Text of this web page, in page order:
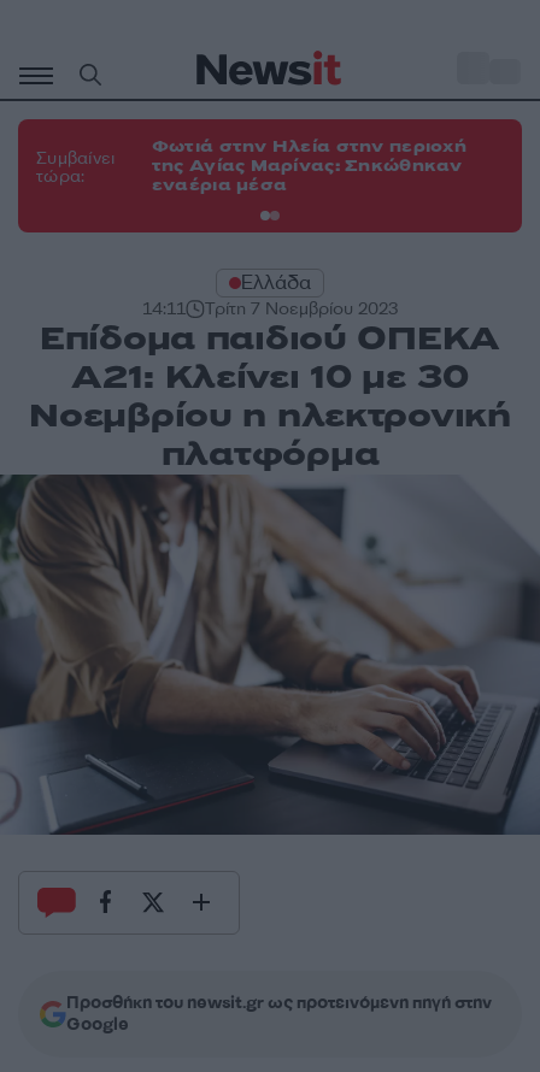
περιεχόμενο
Συμβαίνει
τώρα:
Φωτιά στην Ηλεία στην περιοχή
της Αγίας Μαρίνας: Σηκώθηκαν
εναέρια μέσα
Ελλάδα
14:11 Τρίτη 7 Νοεμβρίου 2023
Επίδομα παιδιού ΟΠΕΚΑ
Α21: Κλείνει 10 με 30
Νοεμβρίου η ηλεκτρονική
πλατφόρμα
Προσθήκη του newsit.gr ως προτεινόμενη πηγή στην
Google